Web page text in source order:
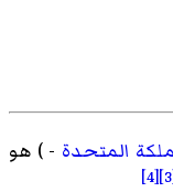
المتحدة - ) هو
[4]